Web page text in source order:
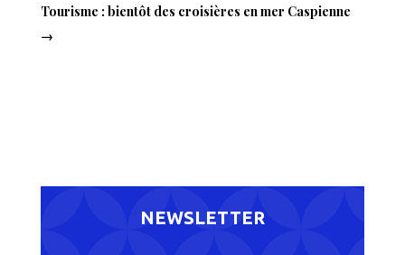
Tourisme : bientôt des croisières en mer Caspienne
→
NEWSLETTER